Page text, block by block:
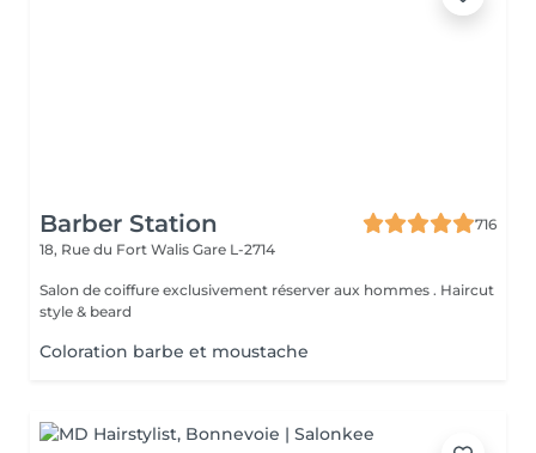
Barber Station
716
18, Rue du Fort Walis Gare L-2714
Salon de coiffure exclusivement réserver aux hommes . Haircut
style & beard
Coloration barbe et moustache